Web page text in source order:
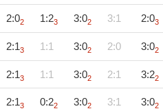
2:02 1:23 3:02 3:1 2:03
2:13 1:1 3:02 2:0 3:02
2:13 1:1 3:02 2:1 3:22
2:13 0:22 3:02 3:1 3:02